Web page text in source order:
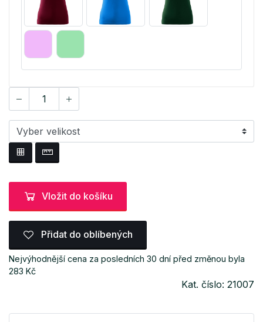
Vložit do košíku
Přidat do oblíbených
Nejvýhodnější cena za posledních 30 dní před změnou byla
283 Kč
Kat. číslo: 21007